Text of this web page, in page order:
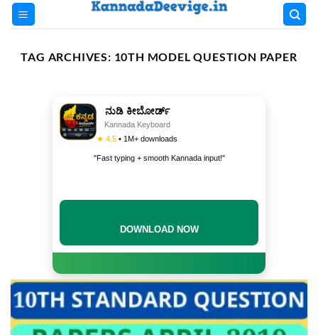
Skip
TAG ARCHIVES: 10TH MODEL QUESTION PAPER
ನುಡಿ ಕೀಬೋರ್ಡ್
Kannada Keyboard
★ 4.5 • 1M+ downloads
"Fast typing + smooth Kannada input!"